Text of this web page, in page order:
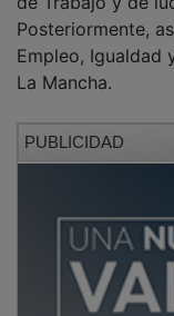
Posteriormente,
Empleo, Igualdad
La Mancha.